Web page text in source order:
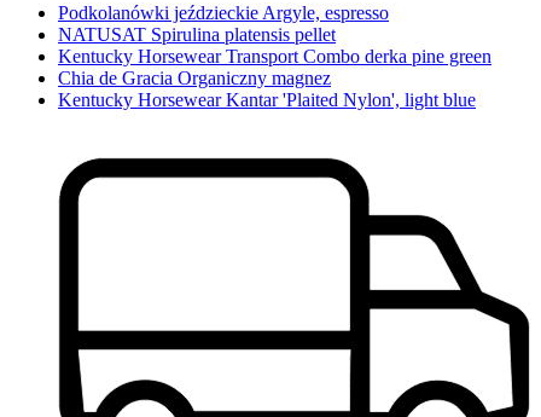
Podkolanówki jeździeckie Argyle, espresso
NATUSAT Spirulina platensis pellet
Kentucky Horsewear Transport Combo derka pine green
Chia de Gracia Organiczny magnez
Kentucky Horsewear Kantar 'Plaited Nylon', light blue